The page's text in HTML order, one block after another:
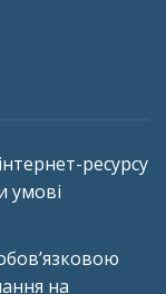
ресурсу
умові
на